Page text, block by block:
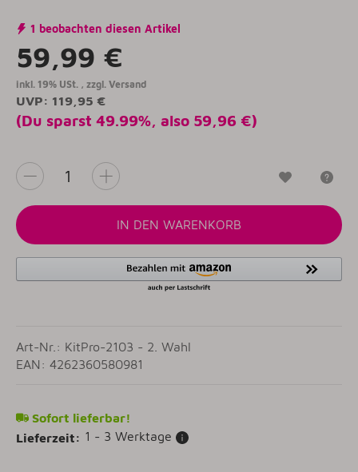
1 beobachten diesen Artikel
59,99 €
inkl. 19% USt. , zzgl. Versand
UVP: 119,95 €
(Du sparst 49.99%, also 59,96 €)
IN DEN WARENKORB
Art-Nr.: KitPro-2103 - 2. Wahl
EAN: 4262360580981
Sofort lieferbar!
Lieferzeit: 1 - 3 Werktage